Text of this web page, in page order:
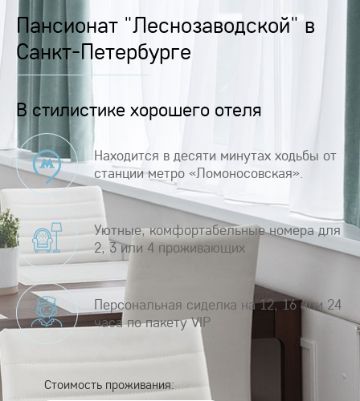
Пансионат "Леснозаводской" в
Санкт-Петербурге
В стилистике хорошего отеля
Находится в десяти минутах ходьбы от
станции метро «Ломоносовская».
Уютные, комфортабельные номера для
2, 3 или 4 проживающих
Персональная сиделка на 12, 16 или 24
часа по пакету VIP
Стоимость проживания: